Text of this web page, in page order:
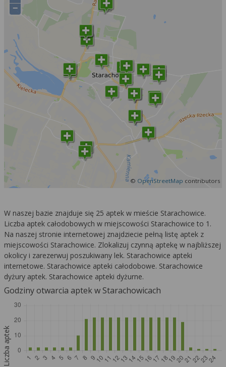
−
© OpenStreetMap contributors
W naszej bazie znajduje się 25 aptek w mieście Starachowice.
Liczba aptek całodobowych w miejscowości Starachowice to 1.
Na naszej stronie internetowej znajdziecie pełną listę aptek z
miejscowości Starachowice. Zlokalizuj czynną aptekę w najbliższej
okolicy i zarezerwuj poszukiwany lek. Starachowice apteki
internetowe. Starachowice apteki całodobowe. Starachowice
dyżury aptek. Starachowice apteki dyżurne.
Godziny otwarcia aptek w Starachowicach
Liczba aptek